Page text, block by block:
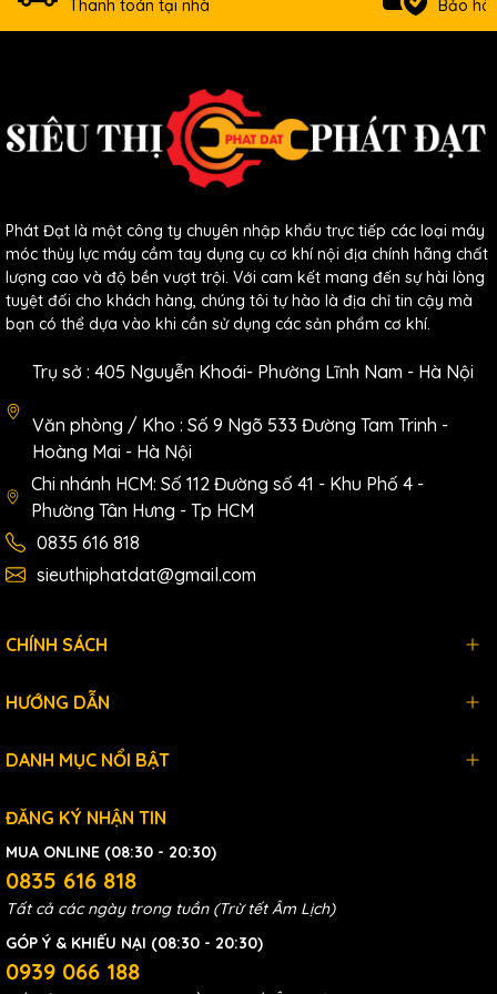
Thanh toán tại nhà Bảo
Phát Đạt là một công ty chuyên nhập khẩu trực tiếp các loại máy
móc thủy lực máy cầm tay dụng cụ cơ khí nội địa chính hãng chất
lượng cao và độ bền vượt trội. Với cam kết mang đến sự hài lòng
tuyệt đối cho khách hàng, chúng tôi tự hào là địa chỉ tin cậy mà
bạn có thể dựa vào khi cần sử dụng các sản phẩm cơ khí.
Trụ sở : 405 Nguyễn Khoái- Phường Lĩnh Nam - Hà Nội
Văn phòng / Kho : Số 9 Ngõ 533 Đường Tam Trinh -
Hoàng Mai - Hà Nội
Chi nhánh HCM: Số 112 Đường số 41 - Khu Phố 4 -
Phường Tân Hưng - Tp HCM
0835 616 818
sieuthiphatdat@gmail.com
CHÍNH SÁCH
HƯỚNG DẪN
DANH MỤC NỔI BẬT
ĐĂNG KÝ NHẬN TIN
MUA ONLINE (08:30 - 20:30)
0835 616 818
Tất cả các ngày trong tuần (Trừ tết Âm Lịch)
GÓP Ý & KHIẾU NẠI (08:30 - 20:30)
0939 066 188